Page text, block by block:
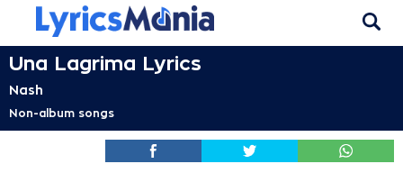
Una Lagrima Lyrics
Nash
Non-album songs